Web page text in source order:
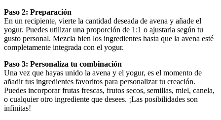
Paso 2: Preparación
En un recipiente, vierte la cantidad deseada de avena y añade el
yogur. Puedes utilizar una proporción de 1:1 o ajustarla según tu
gusto personal. Mezcla bien los ingredientes hasta que la avena esté
completamente integrada con el yogur.
Paso 3: Personaliza tu combinación
Una vez que hayas unido la avena y el yogur, es el momento de
añadir tus ingredientes favoritos para personalizar tu creación.
Puedes incorporar frutas frescas, frutos secos, semillas, miel, canela,
o cualquier otro ingrediente que desees. ¡Las posibilidades son
infinitas!